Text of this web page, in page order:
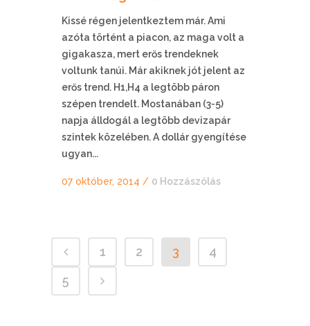
Kissé régen jelentkeztem már. Ami
azóta történt a piacon, az maga volt a
gigakasza, mert erős trendeknek
voltunk tanúi. Már akiknek jót jelent az
erős trend. H1,H4 a legtöbb páron
szépen trendelt. Mostanában (3-5)
napja álldogál a legtöbb devizapár
szintek közelében. A dollár gyengítése
ugyan...
07 október, 2014 / 0 Hozzászólás
1 2 3
4
5